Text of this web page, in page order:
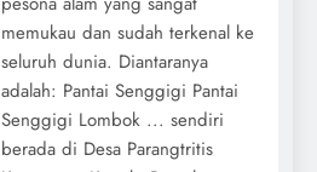
memukau dan sudah terkenal ke
seluruh dunia. Diantaranya
adalah: Pantai Senggigi Pantai
Senggigi Lombok ... sendiri
berada di Desa Parangtritis